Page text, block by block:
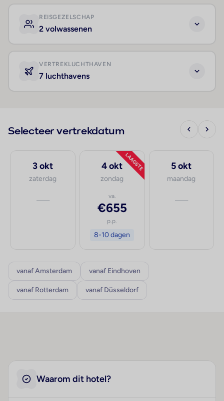
REISGEZELSCHAP
2 volwassenen
VERTREKLUCHTHAVEN
7 luchthavens
Selecteer vertrekdatum
3 okt
zaterdag
—
LAAGSTE
4 okt
zondag
va.
€655
p.p.
8-10 dagen
5 okt
maandag
—
vanaf Amsterdam vanaf Eindhoven
vanaf Rotterdam vanaf Düsseldorf
Waarom dit hotel?